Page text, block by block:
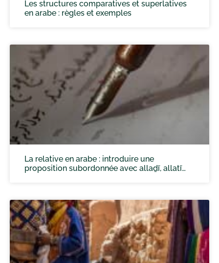
Les structures comparatives et superlatives
en arabe : règles et exemples
La relative en arabe : introduire une
proposition subordonnée avec allaḏī, allatī…